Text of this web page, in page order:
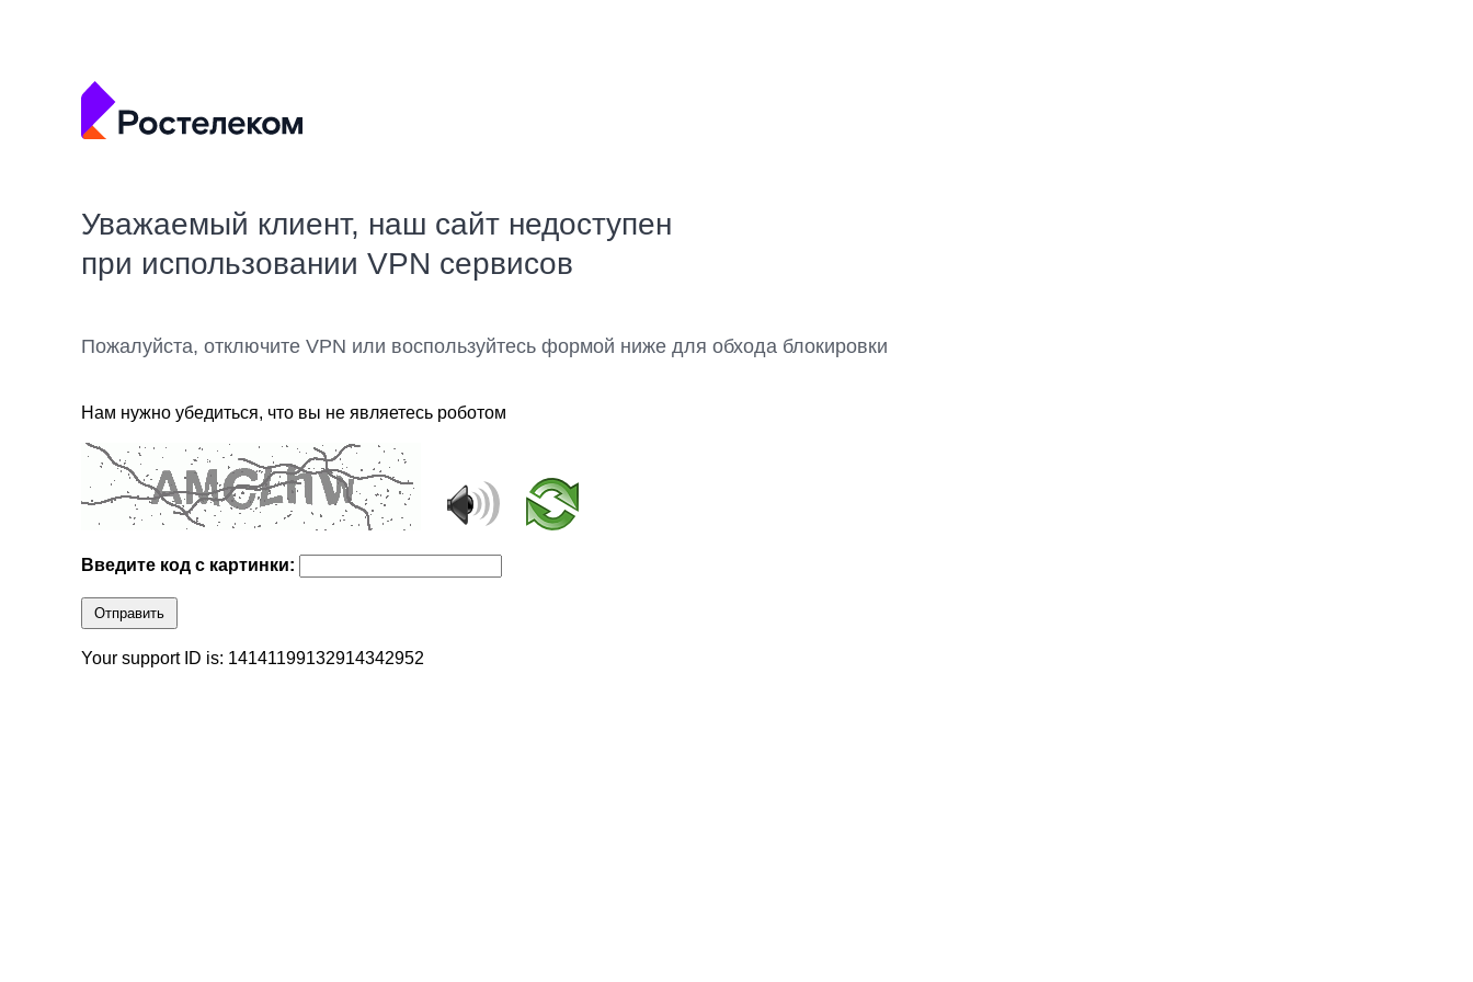
Уважаемый клиент, наш сайт недоступен
при использовании VPN сервисов
Пожалуйста, отключите VPN или воспользуйтесь формой ниже для обхода блокировки
Нам нужно убедиться, что вы не являетесь роботом
Введите код с картинки:
Отправить
Your support ID is: 14141199132914342952